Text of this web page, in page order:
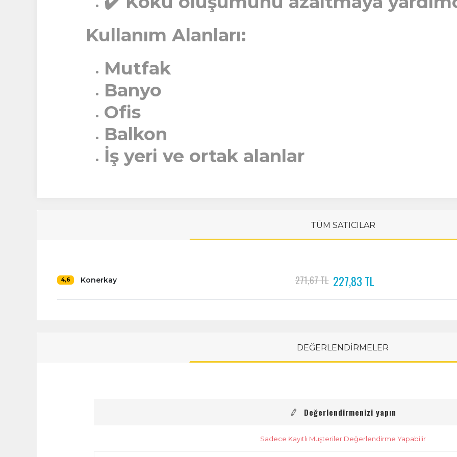
Kullanım Alanları:
Mutfak
Banyo
Ofis
Balkon
İş yeri ve ortak alanlar
TÜM SATICILAR
4,6 Konerkay 271,67 TL 227,83 TL
DEĞERLENDİRMELER
Değerlendirmenizi yapın
Sadece Kayıtlı Müşteriler Değerlendirme Yapabilir